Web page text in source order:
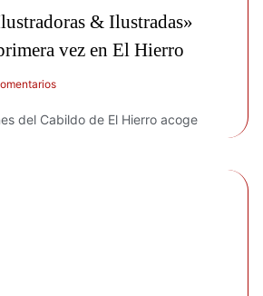
& Ilustradas»
vez en El Hierro
del Cabildo de El Hierro acoge